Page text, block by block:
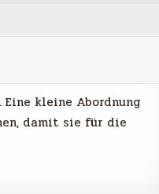
kleine Abordnung
damit sie für die